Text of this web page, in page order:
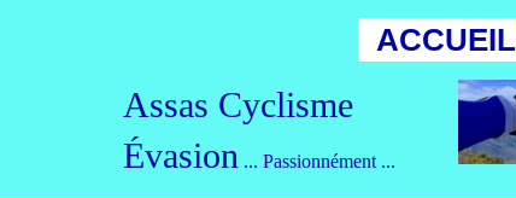
ACCUEIL
Assas Cyclisme
Évasion ... Passionnément ...